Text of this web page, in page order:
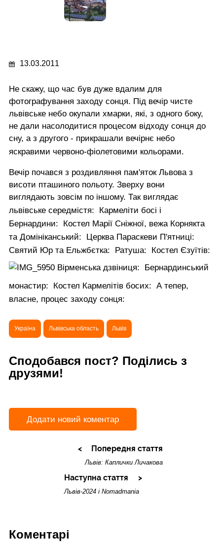
13.03.2011
Не скажу, що час був дуже вдалим для
фотографування заходу сонця. Під вечір чисте
львівське небо окуnали хмарки, які, з одного боку,
не дали насолодитися процесом відходу сонця до
сну, а з другого - прикрашали вечірнє небо
яскравими червоно-фіолетовими кольорами.
Вечір почався з роздивляння пам'яток Львова з
висоти пташиного польоту. Зверху вони
виглядають зовсім по іншому. Так виглядає
львівське середмістя:
Кармеліти босі і
Бернардини:
Костел Марії Сніжної, вежа Корнякта
та Домініканський:
Церква Параскеви П'ятниці:
Святий Юр та Ельжбєтка:
Ратуша:
Костел Єзуїтів:
Вірменська дзвіниця:
Бернардинський
монастир:
Костел Кармелітів босих: А тепер,
власне, процес заходу сонця:
Україна Львівська область Львів
Сподобався пост? Поділись з
друзями!
Додати новий коментар
Попередня стаття
Львів: Каплички Личакова
Наступна стаття
Львів-2024 і Nomadmania
Коментарі